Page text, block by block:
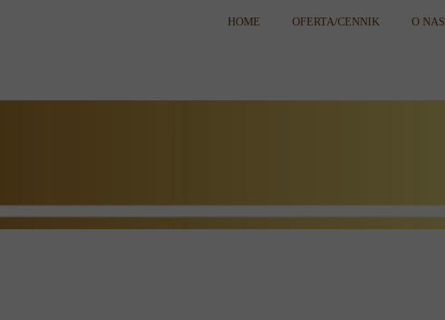
HOME OFERTA/CENNIK O NAS